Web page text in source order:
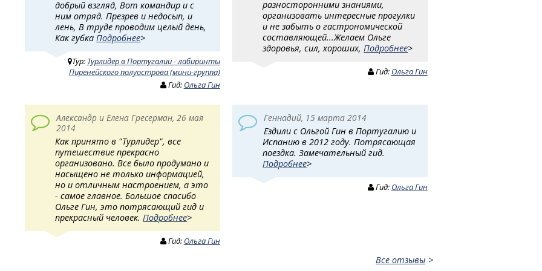
добрый взгляд, Вот командир и с
ним отряд. Презрев и недосып, и
лень, В труде проводим целый день,
Как губкаПодробнее>
Тур: Турлидер в Португалии - лабиринты
Пиренейского полуострова (мини-группа)
Гид: Ольга Гин
разносторонними знаниями,
организовать интересные прогулки
и не забыть о гастрономической
составляющей...Желаем Ольге
здоровья, сил, хороших,Подробнее>
Гид: Ольга Гин
Александр и Елена Гресерман, 26 мая
2014
Как принято в "Турлидер", все
путешествие прекрасно
организовано. Все было продумано и
насыщено не только информацией,
но и отличным настроением, а это
- самое главное. Большое спасибо
Ольге Гин, это потрясающий гид и
прекрасный человек. Подробнее>
Гид: Ольга Гин
Геннадий, 15 марта 2014
Ездили с Ольгой Гин в Португалию и
Испанию в 2012 году. Потрясающая
поездка. Замечательный гид.
Подробнее>
Гид: Ольга Гин
Все отзывы